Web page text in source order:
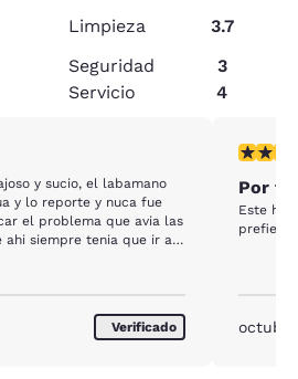
Limpieza
3.7
Seguridad
3
Servicio 4
Feria. 1 reseña
y sucio, el labamano
y lo reporte y nuca fue
el problema que avia las
ahi siempre tenia que ir a
toalla en la puerta
no entrara al cuarto
Verificado
Por
Este
prefiero